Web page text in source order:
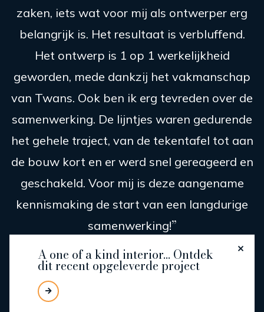
A one of a kind interior... Ontdek
dit recent opgeleverde project
zaken, iets wat voor mij als ontwerper erg
belangrijk is. Het resultaat is verbluffend.
Het ontwerp is 1 op 1 werkelijkheid
geworden, mede dankzij het vakmanschap
van Twans. Ook ben ik erg tevreden over de
samenwerking. De lijntjes waren gedurende
het gehele traject, van de tekentafel tot aan
de bouw kort en er werd snel gereageerd en
geschakeld. Voor mij is deze aangename
kennismaking de start van een langdurige
samenwerking!
Mirthe Janus
INTERIEURARCHITECT -